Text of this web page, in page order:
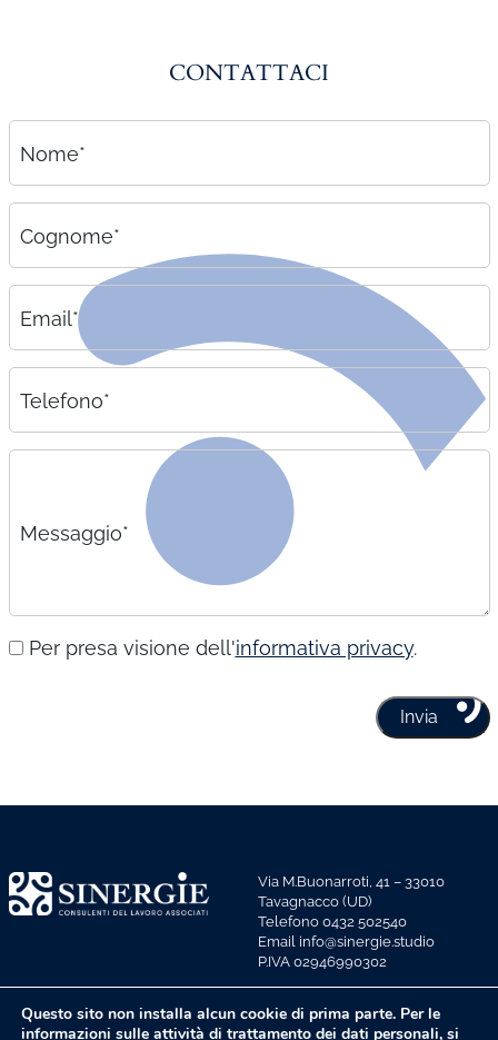
CONTATTACI
Nome*
Cognome*
Email*
Telefono*
Messaggio*
Per presa visione dell'informativa privacy.
Via M.Buonarroti, 41 – 33010
Tavagnacco (UD)
Telefono 0432 502540
Email info@sinergie.studio
P.IVA 02946990302
Questo sito non installa alcun cookie di prima parte. Per le
informazioni sulle attività di trattamento dei dati personali, si